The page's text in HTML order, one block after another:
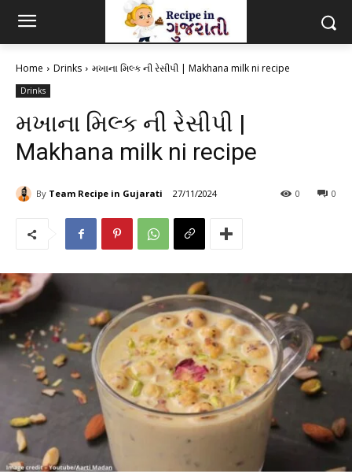
Home Drinks મખાના મિલ્ક ની રેસીપી | Makhana milk ni recipe
Drinks
મખાના મિલ્ક ની રેસીપી |
Makhana milk ni recipe
By Team Recipe in Gujarati 27/11/2024 0
0